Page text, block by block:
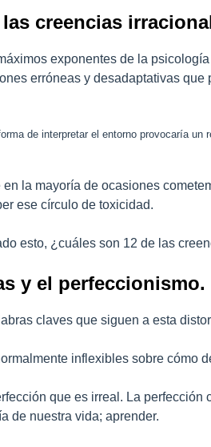
creencias
exponentes de la
erróneas y desadaptativas
de interpretar el entorno provocaría
la mayoría de ocasiones
ese círculo de toxicidad.
esto, ¿cuáles son 12 de las
y el perfeccionismo.
claves que siguen a esta
inflexibles sobre cómo
que es irreal. La
de nuestra vida; aprender.